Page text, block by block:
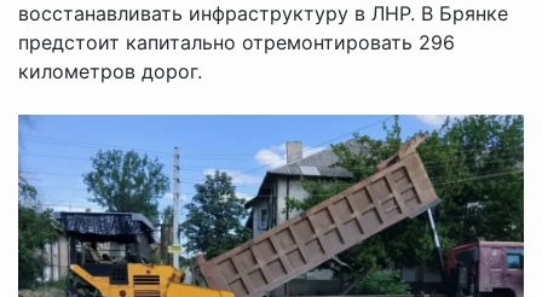
восстанавливать инфраструктуру в ЛНР. В Брянке
предстоит капитально отремонтировать 296
километров дорог.